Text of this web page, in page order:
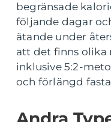
begränsade
följande dagar
ätande under
att det finns olika
inklusive 5:2-
och förlängd